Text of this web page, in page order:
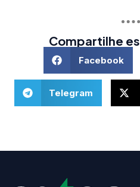
Compartilhe
Facebook
Telegram